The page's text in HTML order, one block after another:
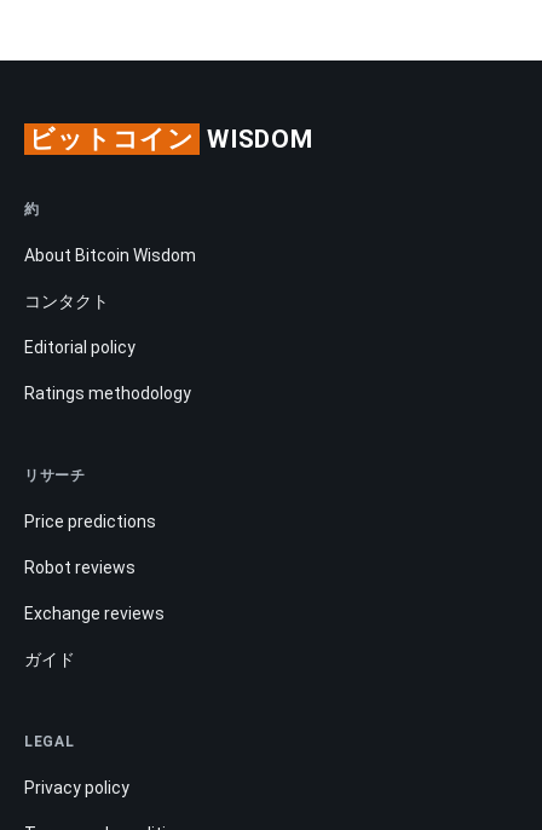
ビットコイン WISDOM
約
About Bitcoin Wisdom
コンタクト
Editorial policy
Ratings methodology
リサーチ
Price predictions
Robot reviews
Exchange reviews
ガイド
LEGAL
Privacy policy